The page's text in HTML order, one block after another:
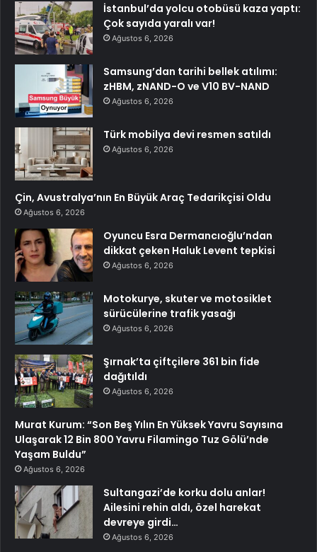
İstanbul’da yolcu otobüsü kaza yaptı:
Çok sayıda yaralı var!
Ağustos 6, 2026
Samsung’dan tarihi bellek atılımı:
zHBM, zNAND-O ve V10 BV-NAND
Ağustos 6, 2026
Türk mobilya devi resmen satıldı
Ağustos 6, 2026
Çin, Avustralya’nın En Büyük Araç Tedarikçisi Oldu
Ağustos 6, 2026
Oyuncu Esra Dermancıoğlu’ndan
dikkat çeken Haluk Levent tepkisi
Ağustos 6, 2026
Motokurye, skuter ve motosiklet
sürücülerine trafik yasağı
Ağustos 6, 2026
Şırnak’ta çiftçilere 361 bin fide
dağıtıldı
Ağustos 6, 2026
Murat Kurum: “Son Beş Yılın En Yüksek Yavru Sayısına
Ulaşarak 12 Bin 800 Yavru Filamingo Tuz Gölü’nde
Yaşam Buldu”
Ağustos 6, 2026
Sultangazi’de korku dolu anlar!
Ailesini rehin aldı, özel harekat
devreye girdi…
Ağustos 6, 2026